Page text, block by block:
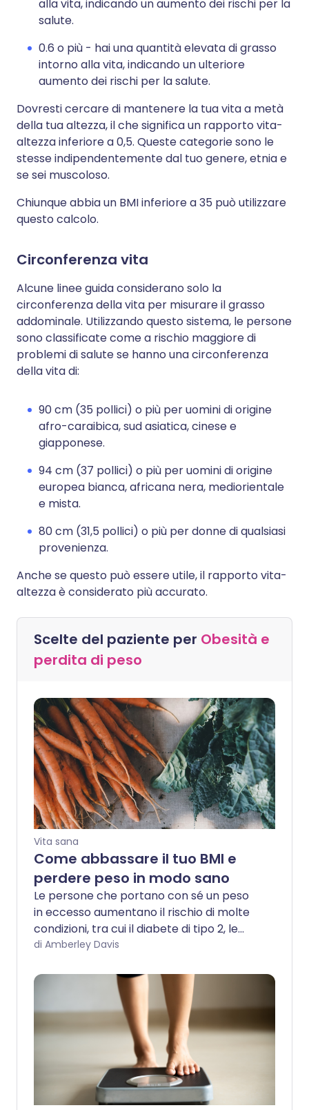
alla vita, indicando un aumento dei rischi per la
salute.
0.6 o più - hai una quantità elevata di grasso
intorno alla vita, indicando un ulteriore
aumento dei rischi per la salute.
Dovresti cercare di mantenere la tua vita a metà
della tua altezza, il che significa un rapporto vita-
altezza inferiore a 0,5. Queste categorie sono le
stesse indipendentemente dal tuo genere, etnia e
se sei muscoloso.
Chiunque abbia un BMI inferiore a 35 può utilizzare
questo calcolo.
Circonferenza vita
Alcune linee guida considerano solo la
circonferenza della vita per misurare il grasso
addominale. Utilizzando questo sistema, le persone
sono classificate come a rischio maggiore di
problemi di salute se hanno una circonferenza
della vita di:
90 cm (35 pollici) o più per uomini di origine
afro-caraibica, sud asiatica, cinese e
giapponese.
94 cm (37 pollici) o più per uomini di origine
europea bianca, africana nera, mediorientale
e mista.
80 cm (31,5 pollici) o più per donne di qualsiasi
provenienza.
Anche se questo può essere utile, il rapporto vita-
altezza è considerato più accurato.
Scelte del paziente per Obesità e
perdita di peso
Vita sana
Come abbassare il tuo BMI e
perdere peso in modo sano
Le persone che portano con sé un peso
in eccesso aumentano il rischio di molte
condizioni, tra cui il diabete di tipo 2, le
malattie cardiache, l'osteoartrite e il
BMI e perdere peso in modo sano?
di Amberley Davis